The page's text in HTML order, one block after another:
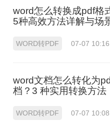
word怎么转换成pdf格
5种高效方法详解与场
WORD转PDF 07-07 10:16
word文档怎么转化为
档？3 种实用转换方法
WORD转PDF 07-07 10:08